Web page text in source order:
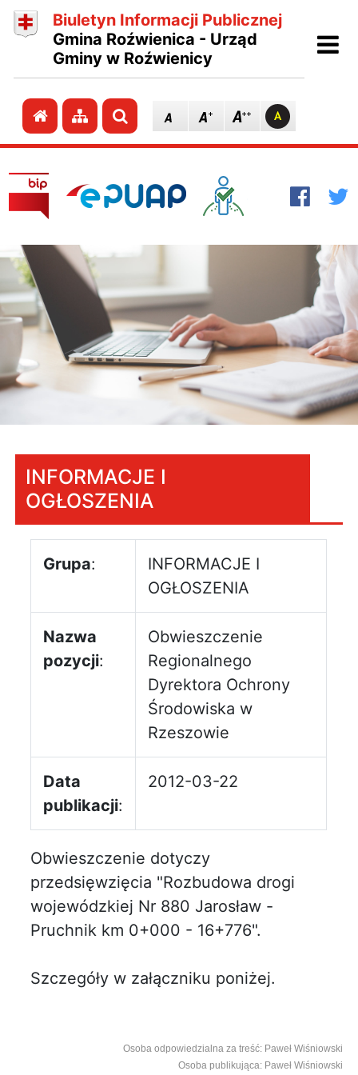
Biuletyn Informacji Publicznej
Gmina Roźwienica - Urząd
Gminy w Roźwienicy
Przejdź do strony głównej
Przejdź do mapy strony
Szukaj
INFORMACJE I
OGŁOSZENIA
Grupa:
INFORMACJE I
OGŁOSZENIA
Nazwa
pozycji:
Obwieszczenie
Regionalnego
Dyrektora Ochrony
Środowiska w
Rzeszowie
Data
publikacji:
2012-03-22
Obwieszczenie dotyczy
przedsięwzięcia "Rozbudowa drogi
wojewódzkiej Nr 880 Jarosław -
Pruchnik km 0+000 - 16+776".
Szczegóły w załączniku poniżej.
Osoba odpowiedzialna za treść: Paweł Wiśniowski
Osoba publikująca: Paweł Wiśniowski